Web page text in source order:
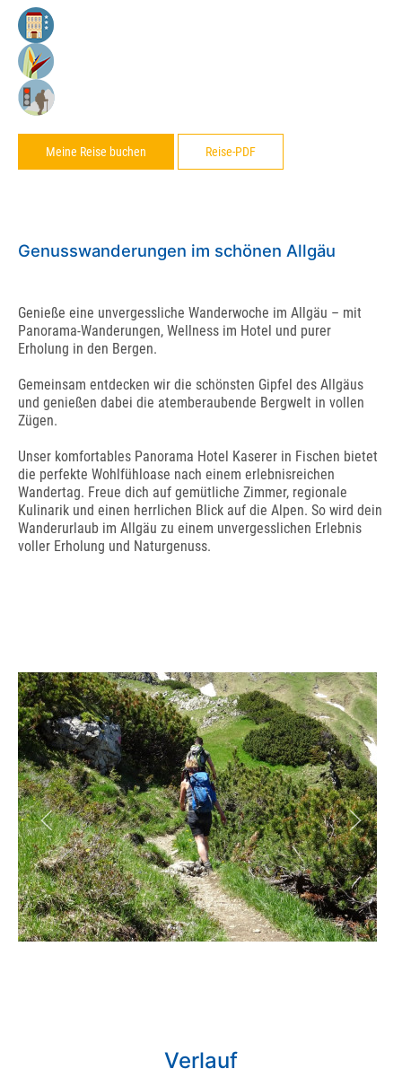
Meine Reise buchen Reise-PDF
Genusswanderungen im schönen Allgäu
Genieße eine unvergessliche Wanderwoche im Allgäu – mit
Panorama-Wanderungen, Wellness im Hotel und purer
Erholung in den Bergen.
Gemeinsam entdecken wir die schönsten Gipfel des Allgäus
und genießen dabei die atemberaubende Bergwelt in vollen
Zügen.
Unser komfortables Panorama Hotel Kaserer in Fischen bietet
die perfekte Wohlfühloase nach einem erlebnisreichen
Wandertag. Freue dich auf gemütliche Zimmer, regionale
Kulinarik und einen herrlichen Blick auf die Alpen. So wird dein
Wanderurlaub im Allgäu zu einem unvergesslichen Erlebnis
voller Erholung und Naturgenuss.
Verlauf